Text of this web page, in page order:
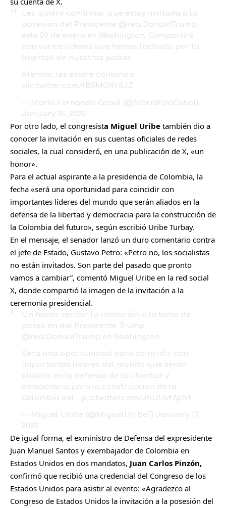
Les quiero confirmar que estoy invitada a la
posesión del Presidente @realDonaldTrump
este 20 de enero en Washington. Compartiré
con varios líderes que hemos luchado por la
libertad de nuestros países.
Atentos, les estaré contando.
pic.twitter.com/tB5MOXr3JZ
— María Fernanda Cabal (@MariaFdaCabal)
January 15, 2025
Por otro lado, el congresista Miguel Uribe también dio a
conocer la invitación en sus cuentas oficiales de redes
sociales, la cual consideró, en una publicación de X, «un
honor».
Para el actual aspirante a la presidencia de Colombia, la
fecha «será una oportunidad para coincidir con
importantes líderes del mundo que serán aliados en la
defensa de la libertad y democracia para la construcción de
la Colombia del futuro», según escribió Uribe Turbay.
En el mensaje, el senador lanzó un duro comentario contra
el jefe de Estado, Gustavo Petro: «Petro no, los socialistas
no están invitados. Son parte del pasado que pronto
vamos a cambiar”, comentó Miguel Uribe en la red social
X, donde compartió la imagen de la invitación a la
ceremonia presidencial.
Un honor recibir la invitación a la toma de
posesión del Presidente Trump
@realDonaldTrump en Washington.
Será una oportunidad para coincidir con
importantes líderes del mundo que serán
aliados en la defensa de la libertad y
democracia para la construccion de la
Colombia del…
pic.twitter.com/JhUUvf7pNt
— Miguel Uribe (@MiguelUribeT) January 17,
2025
De igual forma, el exministro de Defensa del expresidente
Juan Manuel Santos y exembajador de Colombia en
Estados Unidos en dos mandatos, Juan Carlos Pinzón,
confirmó que recibió una credencial del Congreso de los
Estados Unidos para asistir al evento: «Agradezco al
Congreso de Estados Unidos la invitación a la posesión del